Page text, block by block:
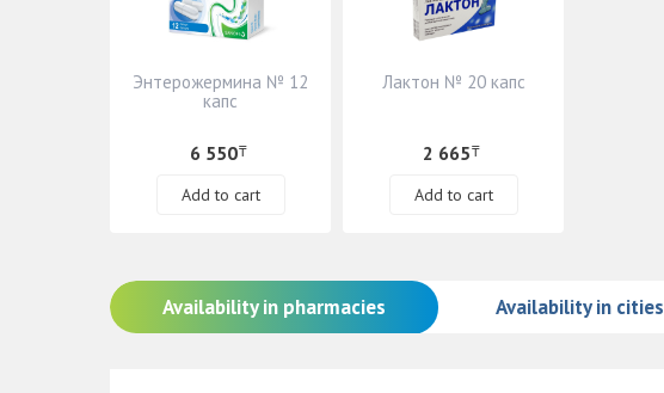
Энтерожермина № 12
капс
6 550₸
Add to cart
Лактон № 20 капс
2 665₸
Add to cart
Availability in pharmacies Availability in cities